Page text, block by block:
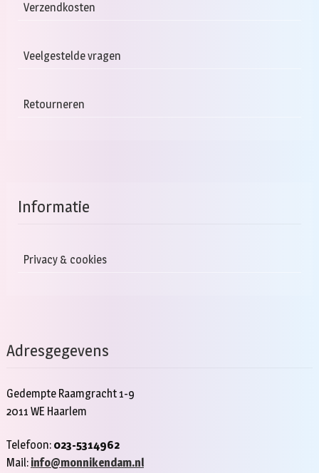
Verzendkosten
Veelgestelde vragen
Retourneren
Informatie
Privacy & cookies
Adresgegevens
Gedempte Raamgracht 1-9
2011 WE Haarlem
Telefoon: 023-5314962
Mail: info@monnikendam.nl